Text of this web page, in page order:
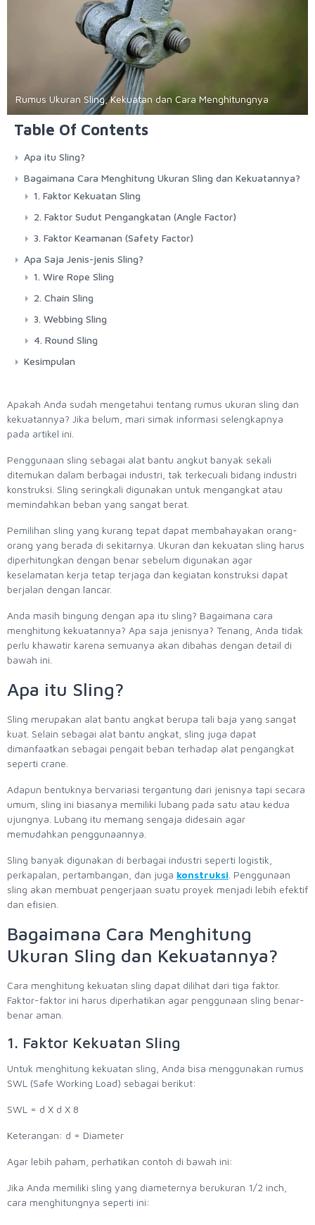
Rumus Ukuran Sling, Kekuatan dan Cara Menghitungnya
Table Of Contents
Apa itu Sling?
Bagaimana Cara Menghitung Ukuran Sling dan Kekuatannya?
1. Faktor Kekuatan Sling
2. Faktor Sudut Pengangkatan (Angle Factor)
3. Faktor Keamanan (Safety Factor)
Apa Saja Jenis-jenis Sling?
1. Wire Rope Sling
2. Chain Sling
3. Webbing Sling
4. Round Sling
Kesimpulan
Apakah Anda sudah mengetahui tentang rumus ukuran sling dan
kekuatannya? Jika belum, mari simak informasi selengkapnya
pada artikel ini.
Penggunaan sling sebagai alat bantu angkut banyak sekali
ditemukan dalam berbagai industri, tak terkecuali bidang industri
konstruksi. Sling seringkali digunakan untuk mengangkat atau
memindahkan beban yang sangat berat.
Pemilihan sling yang kurang tepat dapat membahayakan orang-
orang yang berada di sekitarnya. Ukuran dan kekuatan sling harus
diperhitungkan dengan benar sebelum digunakan agar
keselamatan kerja tetap terjaga dan kegiatan konstruksi dapat
berjalan dengan lancar.
Anda masih bingung dengan apa itu sling? Bagaimana cara
menghitung kekuatannya? Apa saja jenisnya? Tenang, Anda tidak
perlu khawatir karena semuanya akan dibahas dengan detail di
bawah ini.
Apa itu Sling?
Sling merupakan alat bantu angkat berupa tali baja yang sangat
kuat. Selain sebagai alat bantu angkat, sling juga dapat
dimanfaatkan sebagai pengait beban terhadap alat pengangkat
seperti crane.
Adapun bentuknya bervariasi tergantung dari jenisnya tapi secara
umum, sling ini biasanya memiliki lubang pada satu atau kedua
ujungnya. Lubang itu memang sengaja didesain agar
memudahkan penggunaannya.
Sling banyak digunakan di berbagai industri seperti logistik,
perkapalan, pertambangan, dan juga konstruksi . Penggunaan
sling akan membuat pengerjaan suatu proyek menjadi lebih efektif
dan efisien.
Bagaimana Cara Menghitung
Ukuran Sling dan Kekuatannya?
Cara menghitung kekuatan sling dapat dilihat dari tiga faktor.
Faktor-faktor ini harus diperhatikan agar penggunaan sling benar-
benar aman.
1. Faktor Kekuatan Sling
Untuk menghitung kekuatan sling, Anda bisa menggunakan rumus
SWL (Safe Working Load) sebagai berikut:
SWL = d X d X 8
Keterangan: d = Diameter
Agar lebih paham, perhatikan contoh di bawah ini:
Jika Anda memiliki sling yang diameternya berukuran 1/2 inch,
cara menghitungnya seperti ini: